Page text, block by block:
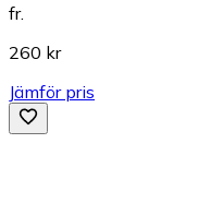
fr.
260 kr
Jämför pris